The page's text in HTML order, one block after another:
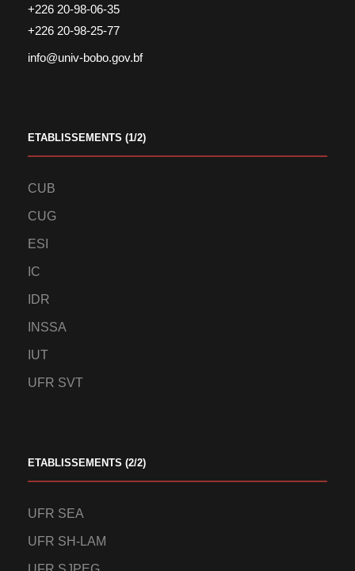
+226 20-98-06-35
+226 20-98-25-77
info@univ-bobo.gov.bf
ETABLISSEMENTS (1/2)
CUB
CUG
ESI
IC
IDR
INSSA
IUT
UFR SVT
ETABLISSEMENTS (2/2)
UFR SEA
UFR SH-LAM